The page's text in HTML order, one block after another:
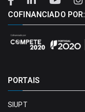
COFINANCIADO POR:
PORTAIS
SIUPT